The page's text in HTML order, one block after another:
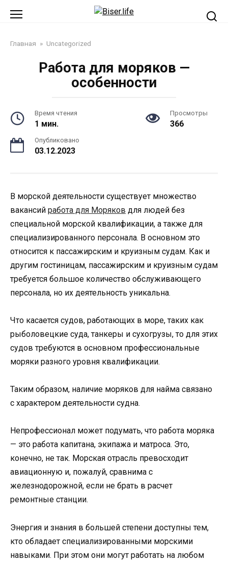
Главная » Uncategorized
Работа для моряков —
особенности
Время чтения
1 мин.
Просмотры
366
Опубликовано
03.12.2023
В морской деятельности существует множество
вакансий работа для Моряков для людей без
специальной морской квалификации, а также для
специализированного персонала. В основном это
относится к пассажирским и круизным судам. Как и
другим гостиницам, пассажирским и круизным судам
требуется большое количество обслуживающего
персонала, но их деятельность уникальна.
Что касается судов, работающих в море, таких как
рыболовецкие суда, танкеры и сухогрузы, то для этих
судов требуются в основном профессиональные
моряки разного уровня квалификации.
Таким образом, наличие моряков для найма связано
с характером деятельности судна.
Непрофессионал может подумать, что работа моряка
— это работа капитана, экипажа и матроса. Это,
конечно, не так. Морская отрасль превосходит
авиационную и, пожалуй, сравнима с
железнодорожной, если не брать в расчет
ремонтные станции.
Энергия и знания в большей степени доступны тем,
кто обладает специализированными морскими
навыками. При этом они могут работать на любом